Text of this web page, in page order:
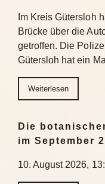
Im Kreis Gütersloh
Brücke über die
getroffen. Die
Gütersloh hat ein
Weiterlesen
Die
im September
10. August 2026,